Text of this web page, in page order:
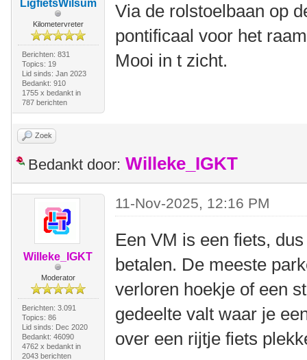
LigfietsWilsum
Kilometervreter
Berichten: 831
Topics: 19
Lid sinds: Jan 2023
Bedankt: 910
1755 x bedankt in
787 berichten
Via de rolstoelbaan op
pontificaal voor het
Mooi in t zicht.
Zoek
Bedankt door: Willeke_IGKT
Willeke_IGKT
Moderator
Berichten: 3.091
Topics: 86
Lid sinds: Dec 2020
Bedankt: 46090
4762 x bedankt in
2043 berichten
11-Nov-2025, 12:16 PM
Een VM is een fiets,
betalen. De meeste
verloren hoekje of een
gedeelte valt waar je
over een rijtje fiets